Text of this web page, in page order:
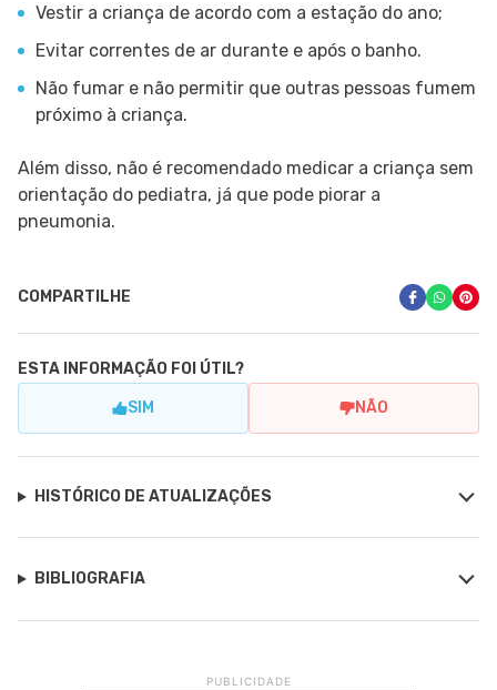
Vestir a criança de acordo com a estação do ano;
Evitar correntes de ar durante e após o banho.
Não fumar e não permitir que outras pessoas fumem
próximo à criança.
Além disso, não é recomendado medicar a criança sem
orientação do pediatra, já que pode piorar a
pneumonia.
COMPARTILHE
ESTA INFORMAÇÃO FOI ÚTIL?
SIM NÃO
HISTÓRICO DE ATUALIZAÇÕES
BIBLIOGRAFIA
PUBLICIDADE